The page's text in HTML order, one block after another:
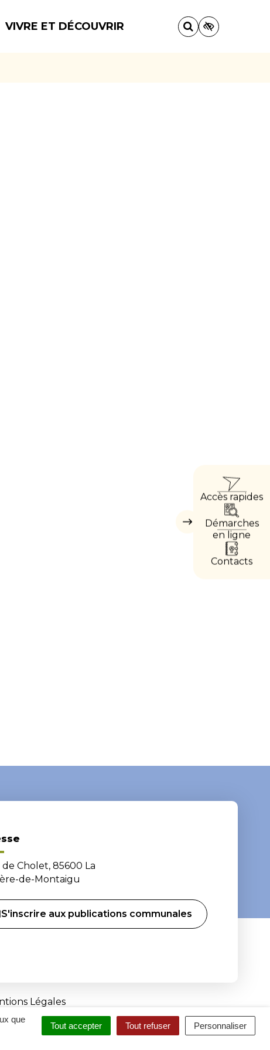
que
Tout accepter Tout refuser Personnaliser
VIVRE ET DÉCOUVRIR
Masquer
Accès rapides
Démarches
en ligne
Contacts
Cholet, 85600 La
de-Montaigu
aux publications communales
Légales